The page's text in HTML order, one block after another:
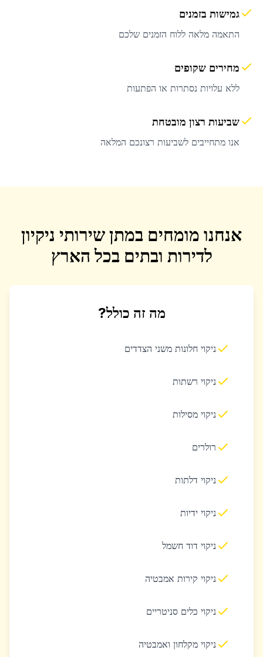
גמישות בזמנים
התאמה מלאה ללוח הזמנים שלכם
מחירים שקופים
ללא עלויות נסתרות או הפתעות
שביעות רצון מובטחת
אנו מתחייבים לשביעות רצונכם המלאה
אנחנו מומחים במתן שירותי ניקיון
לדירות ובתים בכל הארץ
מה זה כולל?
ניקוי חלונות משני הצדדים
ניקוי רשתות
ניקוי מסילות
רולרים
ניקוי דלתות
ניקוי ידיות
ניקוי דוד חשמל
ניקוי קירות אמבטיה
ניקוי כלים סניטריים
ניקוי מקלחון ואמבטיה